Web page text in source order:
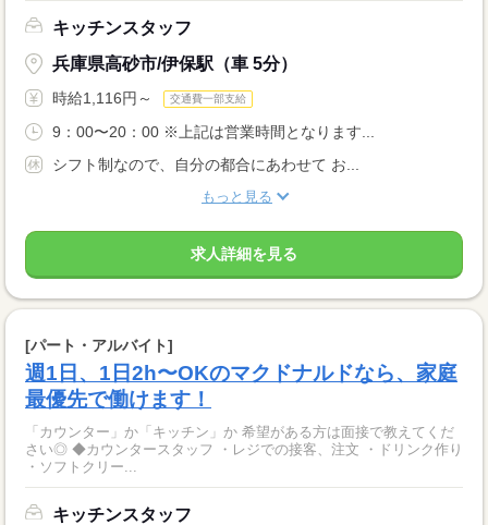
キッチンスタッフ
兵庫県高砂市/伊保駅（車 5分）
時給1,116円～ 交通費一部支給
9：00〜20：00 ※上記は営業時間となります...
シフト制なので、自分の都合にあわせて お...
もっと見る
求人詳細を見る
[パート・アルバイト]
週1日、1日2h〜OKのマクドナルドなら、家庭
最優先で働けます！
「カウンター」か「キッチン」か 希望がある方は面接で教えてくだ
さい◎ ◆カウンタースタッフ ・レジでの接客、注文 ・ドリンク作り
・ソフトクリー...
キッチンスタッフ